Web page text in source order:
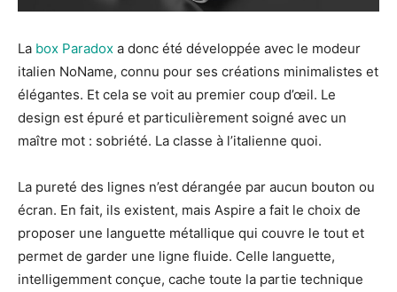
La box Paradox a donc été développée avec le modeur
italien NoName, connu pour ses créations minimalistes et
élégantes. Et cela se voit au premier coup d’œil. Le
design est épuré et particulièrement soigné avec un
maître mot : sobriété. La classe à l’italienne quoi.
La pureté des lignes n’est dérangée par aucun bouton ou
écran. En fait, ils existent, mais Aspire a fait le choix de
proposer une languette métallique qui couvre le tout et
permet de garder une ligne fluide. Celle languette,
intelligemment conçue, cache toute la partie technique